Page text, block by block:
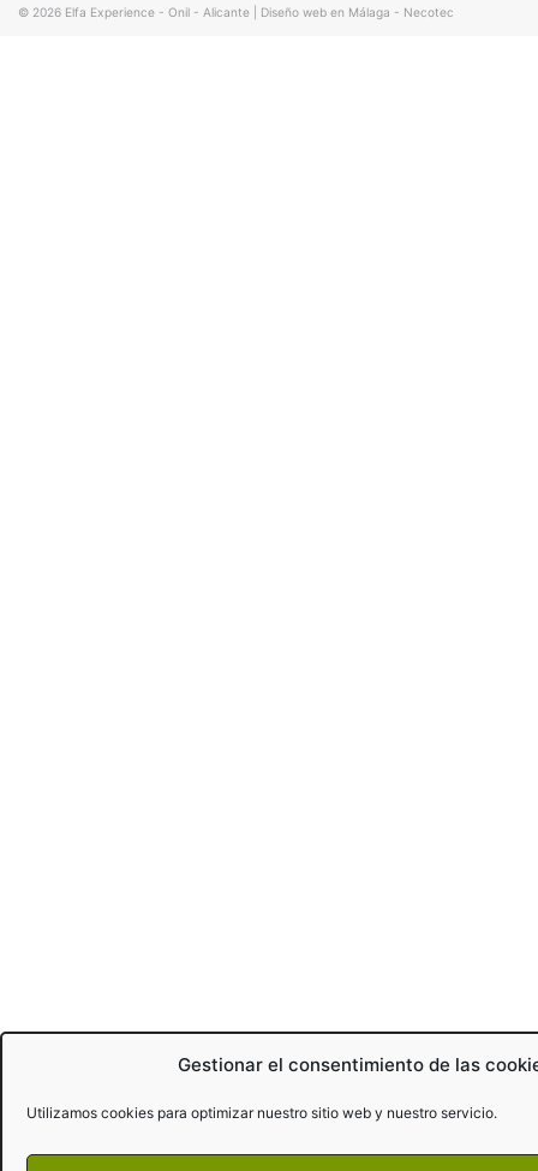
Gestionar el consentimiento de las
Utilizamos cookies para optimizar nuestro sitio web y nuestro servicio.
© 2026 Elfa Experience - Onil - Alicante Diseño web en Málaga - Necotec